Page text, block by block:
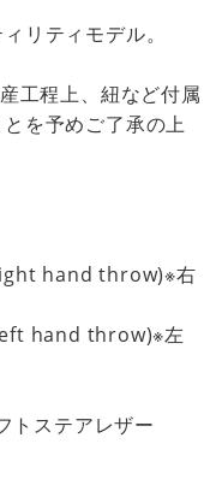
リティモデル。
工程上、紐など付属
を予めご了承の上
hand throw)※右
hand throw)※左
トステアレザー